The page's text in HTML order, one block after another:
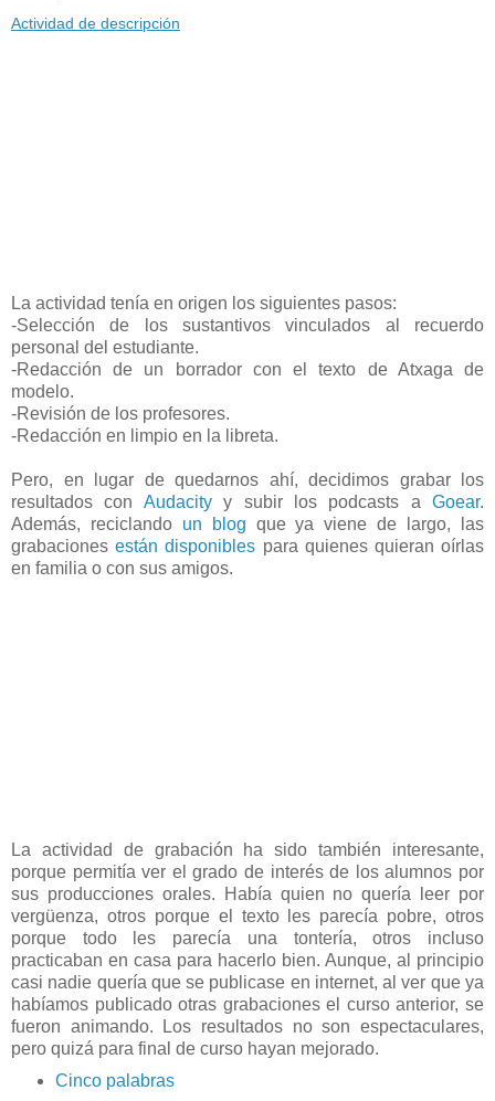
Actividad de descripción
La actividad tenía en origen los siguientes pasos:
-Selección de los sustantivos vinculados al recuerdo
personal del estudiante.
-Redacción de un borrador con el texto de Atxaga de
modelo.
-Revisión de los profesores.
-Redacción en limpio en la libreta.
Pero, en lugar de quedarnos ahí, decidimos grabar los
resultados con Audacityy subir los podcasts a Goear.
Además, reciclando un blog que ya viene de largo, las
grabacionesestán disponibles para quienes quieran oírlas
en familia o con sus amigos.
La actividad de grabación ha sido también interesante,
porque permitía ver el grado de interés de los alumnos por
sus producciones orales. Había quien no quería leer por
vergüenza, otros porque el texto les parecía pobre, otros
porque todo les parecía una tontería, otros incluso
practicaban en casa para hacerlo bien. Aunque, al principio
casi nadie quería que se publicase en internet, al ver que ya
habíamos publicado otras grabaciones el curso anterior, se
fueron animando. Los resultados no son espectaculares,
pero quizá para final de curso hayan mejorado.
Cinco palabras